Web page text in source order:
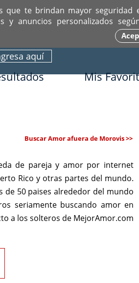
que te brindan mayor seguridad
y anuncios personalizados
COMO TÚ
aquí
Mis
Buscar Amor afuera de Morovis >>
de pareja y amor por internet
Rico y otras partes del mundo.
50 paises alrededor del mundo
seriamente buscando amor en
a los solteros de MejorAmor.com